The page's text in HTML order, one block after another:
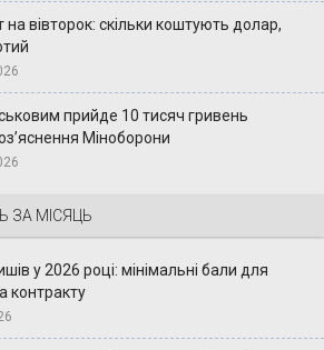
на вівторок: скільки коштують долар,
прийде 10 тисяч гривень
Міноборони
ЗА МІСЯЦЬ
у 2026 році: мінімальні бали для
контракту